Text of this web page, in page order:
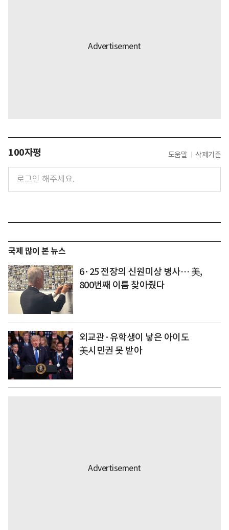
100자평 도움말 삭제기준
국제 많이 본 뉴스
6·25 전장의 신원미상 병사… 美,
800번째 이름 찾아줬다
외교관·유학생이 낳은 아이도
美시민권 못 받아